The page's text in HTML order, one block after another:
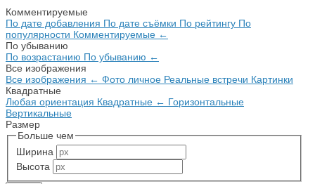
Комментируемые
По дате добавления По дате съёмки По рейтингу По
популярности Комментируемые ←
По убыванию
По возрастанию По убыванию ←
Все изображения
Все изображения ← Фото личное Реальные встречи Картинки
Квадратные
Любая ориентация Квадратные ← Горизонтальные
Вертикальные
Размер
Больше чем
Ширина
Высота